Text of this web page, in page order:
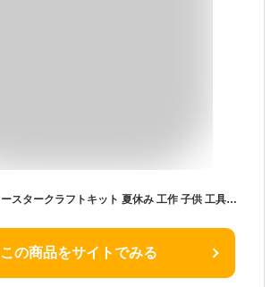
木製スパイラルコースタークラフトキット 夏休み 工作 子供 工具不要 組立のみ 男の子 女の子 簡単 低学年 高学年 アーテック ネコポス 1個まで
この商品をサイトでみる